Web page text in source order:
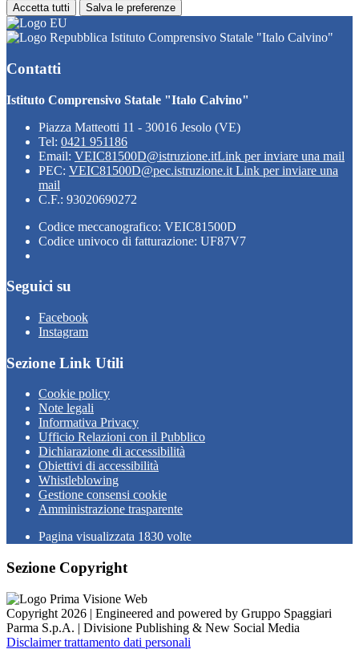
Accetta tutti Salva le preferenze
Istituto Comprensivo Statale "Italo Calvino"
Contatti
Istituto Comprensivo Statale "Italo Calvino"
Piazza Matteotti 11 - 30016 Jesolo (VE)
Tel: 0421 951186
Email: VEIC81500D@istruzione.itLink per inviare una mail
PEC: VEIC81500D@pec.istruzione.it Link per inviare una
mail
C.F.: 93020690272
Codice meccanografico: VEIC81500D
Codice univoco di fatturazione: UF87V7
Seguici su
Facebook
Instagram
Sezione Link Utili
Cookie policy
Note legali
Informativa Privacy
Ufficio Relazioni con il Pubblico
Dichiarazione di accessibilità
Obiettivi di accessibilità
Whistleblowing
Gestione consensi cookie
Amministrazione trasparente
Pagina visualizzata 1830 volte
Sezione Copyright
Copyright 2026 | Engineered and powered by Gruppo Spaggiari
Parma S.p.A. | Divisione Publishing & New Social Media
Disclaimer trattamento dati personali